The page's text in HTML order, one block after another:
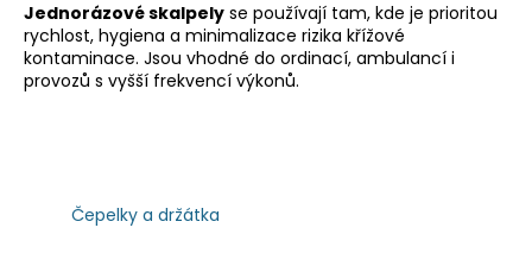
Jednorázové skalpely se používají tam, kde je prioritou
rychlost, hygiena a minimalizace rizika křížové
kontaminace. Jsou vhodné do ordinací, ambulancí i
provozů s vyšší frekvencí výkonů.
Čepelky a držátka
D